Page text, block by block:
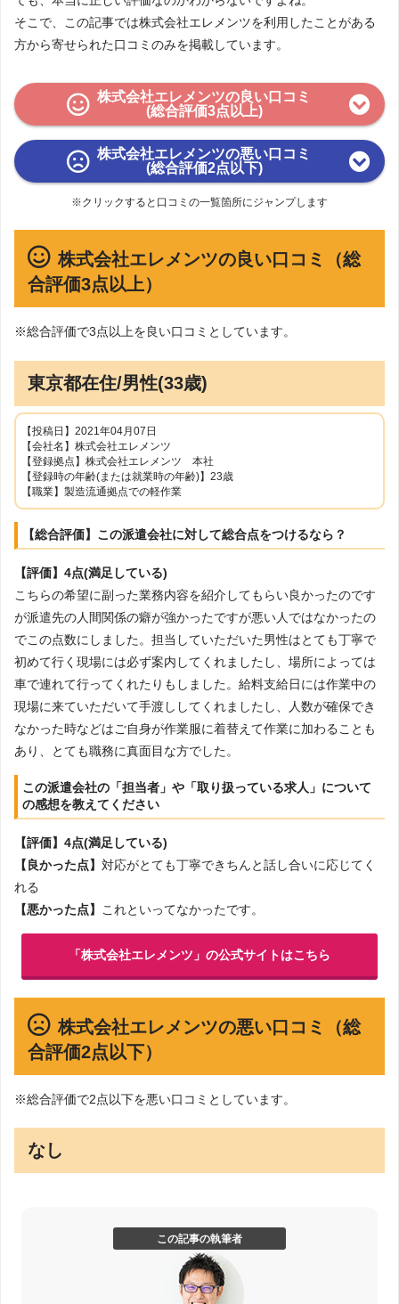
そこで、この記事では株式会社エレメンツを利用したことがある
方から寄せられた口コミのみを掲載しています。
株式会社エレメンツの良い口コミ
(総合評価3点以上)
株式会社エレメンツの悪い口コミ
(総合評価2点以下)
※クリックすると口コミの一覧箇所にジャンプします
株式会社エレメンツの良い口コミ（総
合評価3点以上）
※総合評価で3点以上を良い口コミとしています。
東京都在住/男性(33歳)
【投稿日】2021年04月07日
【会社名】株式会社エレメンツ
【登録拠点】株式会社エレメンツ 本社
【登録時の年齢(または就業時の年齢)】23歳
【職業】製造流通拠点での軽作業
【総合評価】この派遣会社に対して総合点をつけるなら？
【評価】4点(満足している)
こちらの希望に副った業務内容を紹介してもらい良かったのです
が派遣先の人間関係の癖が強かったですが悪い人ではなかったの
でこの点数にしました。担当していただいた男性はとても丁寧で
初めて行く現場には必ず案内してくれましたし、場所によっては
車で連れて行ってくれたりもしました。給料支給日には作業中の
現場に来ていただいて手渡ししてくれましたし、人数が確保でき
なかった時などはご自身が作業服に着替えて作業に加わることも
あり、とても職務に真面目な方でした。
この派遣会社の「担当者」や「取り扱っている求人」について
の感想を教えてください
【評価】4点(満足している)
【良かった点】 対応がとても丁寧できちんと話し合いに応じてく
れる
【悪かった点】
これといってなかったです。
「株式会社エレメンツ」の公式サイトはこちら
株式会社エレメンツの悪い口コミ（総
合評価2点以下）
※総合評価で2点以下を悪い口コミとしています。
なし
この記事の執筆者